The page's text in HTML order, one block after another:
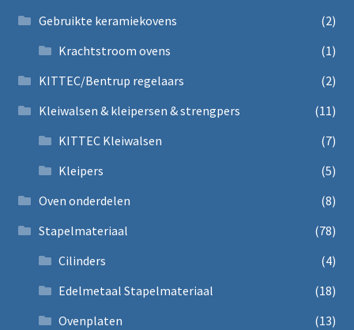
Gebruikte keramiekovens
(2)
Krachtstroom ovens
(1)
KITTEC/Bentrup regelaars
(2)
Kleiwalsen & kleipersen & strengpers
(11)
KITTEC Kleiwalsen
(7)
Kleipers
(5)
Oven onderdelen
(8)
Stapelmateriaal
(78)
Cilinders
(4)
Edelmetaal Stapelmateriaal
(18)
Ovenplaten
(13)